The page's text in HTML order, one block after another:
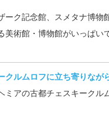
ク記念館、スメタナ博物
術館・博物館がいっぱい
ルムロフに立ち寄りなが
アの古都チェスキークル